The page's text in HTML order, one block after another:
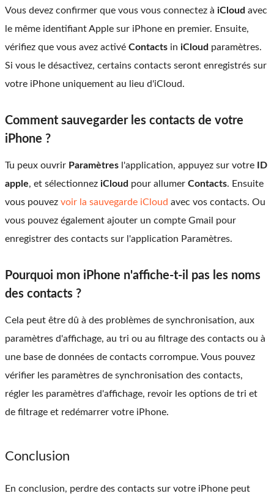
Vous devez confirmer que vous vous connectez à iCloud avec
le même identifiant Apple sur iPhone en premier. Ensuite,
vérifiez que vous avez activé Contacts in iCloud paramètres.
Si vous le désactivez, certains contacts seront enregistrés sur
votre iPhone uniquement au lieu d'iCloud.
Comment sauvegarder les contacts de votre
iPhone ?
Tu peux ouvrir Paramètres l'application, appuyez sur votre
ID
apple, et sélectionnez iCloud pour allumer Contacts. Ensuite
vous pouvez voir la sauvegarde iCloud avec vos contacts. Ou
vous pouvez également ajouter un compte Gmail pour
enregistrer des contacts sur l'application Paramètres.
Pourquoi mon iPhone n'affiche-t-il pas les noms
des contacts ?
Cela peut être dû à des problèmes de synchronisation, aux
paramètres d'affichage, au tri ou au filtrage des contacts ou à
une base de données de contacts corrompue. Vous pouvez
vérifier les paramètres de synchronisation des contacts,
régler les paramètres d'affichage, revoir les options de tri et
de filtrage et redémarrer votre iPhone.
Conclusion
En conclusion, perdre des contacts sur votre iPhone peut